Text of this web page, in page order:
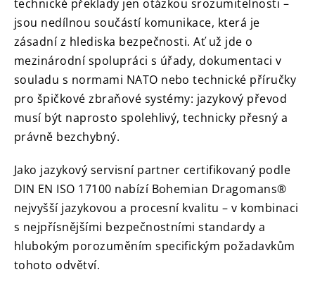
technické překlady jen otázkou srozumitelnosti –
jsou nedílnou součástí komunikace, která je
zásadní z hlediska bezpečnosti. Ať už jde o
mezinárodní spolupráci s úřady, dokumentaci v
souladu s normami NATO nebo technické příručky
pro špičkové zbraňové systémy: jazykový převod
musí být naprosto spolehlivý, technicky přesný a
právně bezchybný.
Jako jazykový servisní partner certifikovaný podle
DIN EN ISO 17100 nabízí Bohemian Dragomans®
nejvyšší jazykovou a procesní kvalitu – v kombinaci
s nejpřísnějšími bezpečnostními standardy a
hlubokým porozuměním specifickým požadavkům
tohoto odvětví.